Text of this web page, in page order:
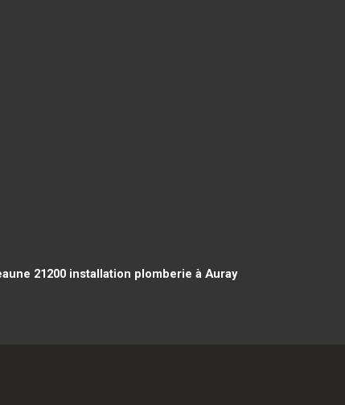
21200installation plomberie à Auray